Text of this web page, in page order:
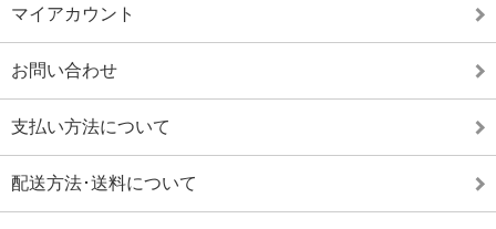
マイアカウント
お問い合わせ
支払い方法について
配送方法･送料について